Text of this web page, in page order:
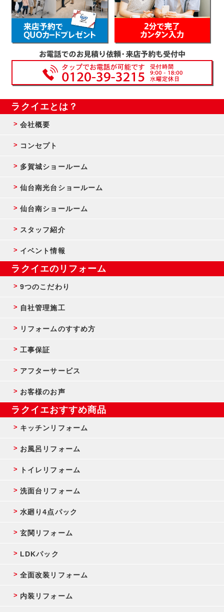
ラクイエとは？
会社概要
コンセプト
多賀城ショールーム
仙台南光台ショールーム
仙台南ショールーム
スタッフ紹介
イベント情報
ラクイエのリフォーム
9つのこだわり
自社管理施工
リフォームのすすめ方
工事保証
アフターサービス
お客様のお声
ラクイエおすすめ商品
キッチンリフォーム
お風呂リフォーム
トイレリフォーム
洗面台リフォーム
水廻り4点パック
玄関リフォーム
LDKパック
全面改装リフォーム
内装リフォーム